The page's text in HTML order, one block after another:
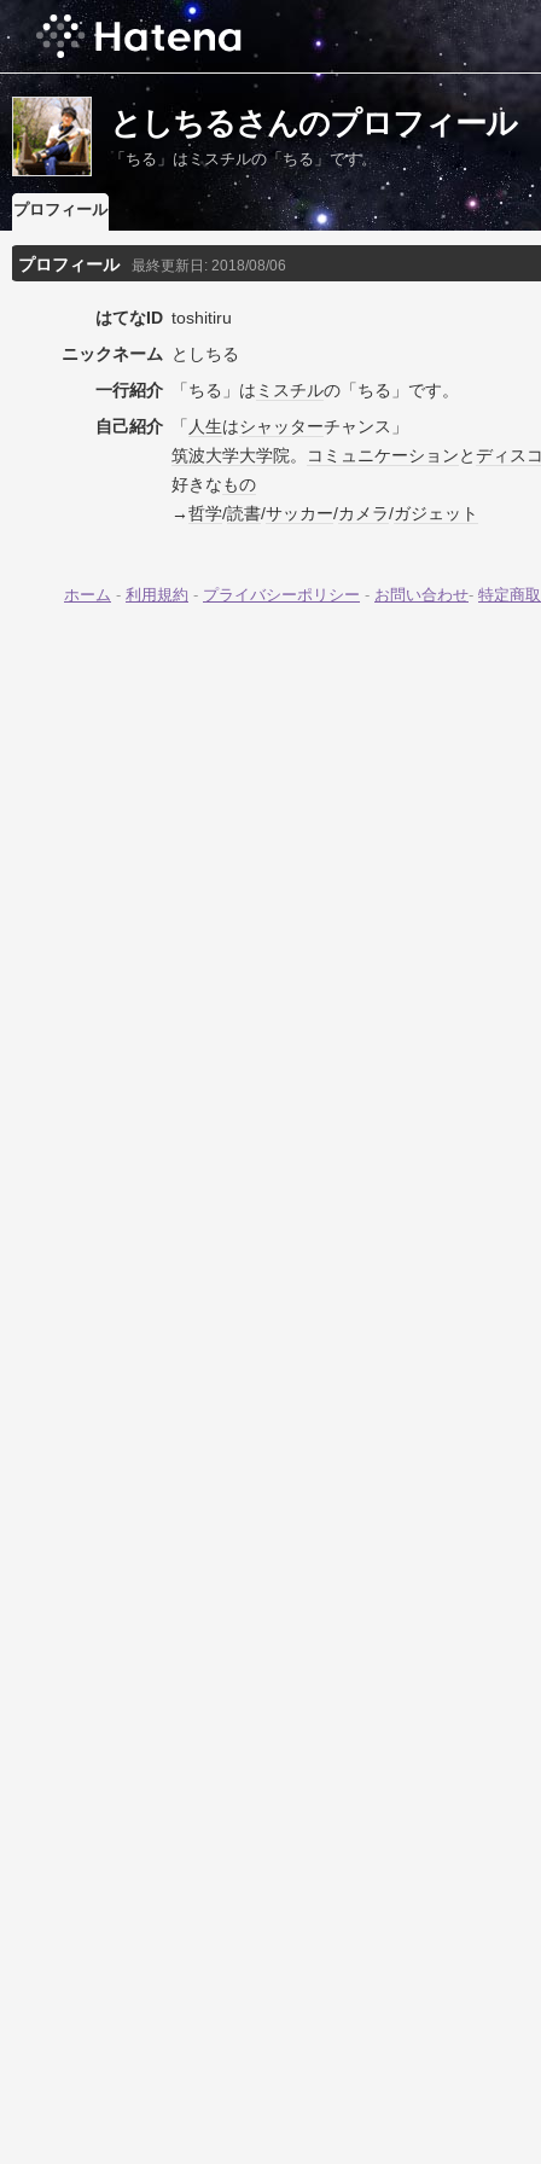
としちるさんのプロフィール
「ちる」はミスチルの「ちる」です。
プロフィール
プロフィール 最終更新日: 2018/08/06
はてなID toshitiru
ニックネーム としちる
一行紹介
「ちる」は ミスチルの「ちる」です。
自己紹介
「 人生はシャッターチャンス」
筑波大学大学院。 コミュニケーションとディス
好きなもの
→哲学/読書/サッカー/カメラ/ガジェット
ホーム - 利用規約 - プライバシーポリシー - お問い合わせ- 特定商